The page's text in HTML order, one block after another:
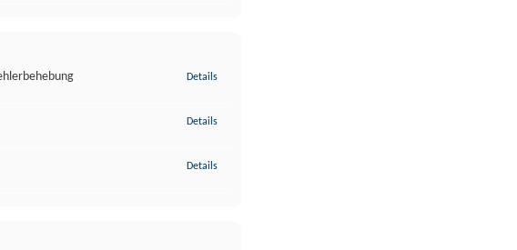
Details
Details
Details